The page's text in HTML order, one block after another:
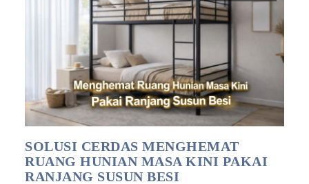
SOLUSI CERDAS MENGHEMAT
RUANG HUNIAN MASA KINI PAKAI
RANJANG SUSUN BESI